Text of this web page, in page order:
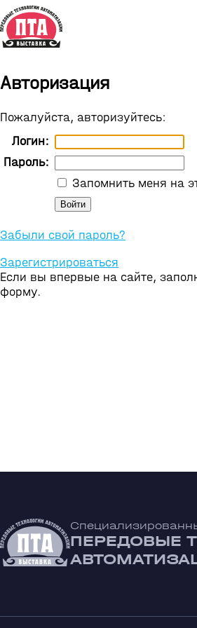
Авторизация
Пожалуйста, авторизуйтесь:
Логин:
Пароль:
Запомнить меня на
Забыли свой пароль?
Зарегистрироваться
Если вы впервые на сайте,
форму.
ПЕРЕДОВЫЕ